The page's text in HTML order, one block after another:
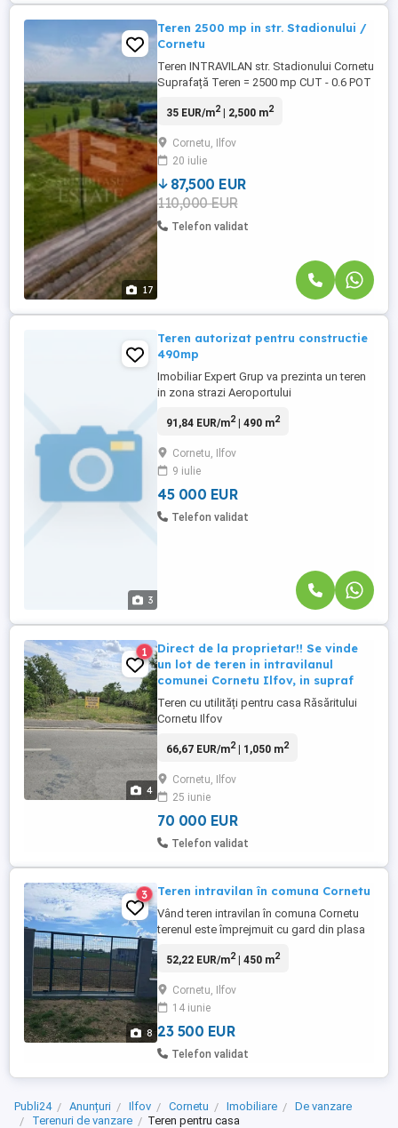
17
Teren 2500 mp in str. Stadionului /
Cornetu
Teren INTRAVILAN str. Stadionului Cornetu
Suprafață Teren = 2500 mp CUT - 0.6 POT
35 EUR/m2| 2,500 m2
Cornetu, Ilfov
20 iulie
87,500 EUR
110,000 EUR
Telefon validat
3
Teren autorizat pentru constructie
490mp
Imobiliar Expert Grup va prezinta un teren
in zona strazi Aeroportului
pentru constructie casa,acces rapid catre
continua dezvoltatre.Va astept la
vizionare.
91,84 EUR/m2| 490 m2
Cornetu, Ilfov
9 iulie
45 000 EUR
Telefon validat
4
1
Direct de la proprietar!! Se vinde
un lot de teren in intravilanul
comunei Cornetu Ilfov, in supraf
Teren cu utilități pentru casa Răsăritului
Cornetu Ilfov
66,67 EUR/m2| 1,050 m2
Cornetu, Ilfov
25 iunie
70 000 EUR
Telefon validat
8
3 Teren intravilan în comuna Cornetu
Vând teren intravilan în comuna Cornetu
terenul este împrejmuit cu gard din plasa
în poarta mare 451 mp 16m latime
52,22 EUR/m2| 450 m2
Cornetu, Ilfov
14 iunie
23 500 EUR
Telefon validat
Publi24 Anunțuri Ilfov Cornetu Imobiliare
De vanzare
Terenuri de vanzare
Teren pentru casa